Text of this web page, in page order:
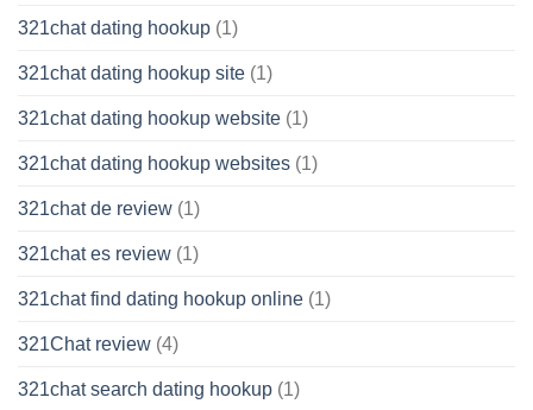
321chat dating hookup (1)
321chat dating hookup site (1)
321chat dating hookup website (1)
321chat dating hookup websites (1)
321chat de review (1)
321chat es review (1)
321chat find dating hookup online (1)
321Chat review (4)
321chat search dating hookup (1)